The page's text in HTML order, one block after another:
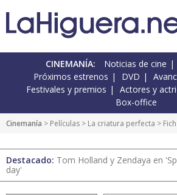
CINEMANÍA: Noticias de cine
Próximos estrenos
DVD
Festivales y premios
Actores y
Box-office
Cinemanía > Películas > La criatura perfecta >
Destacado: Tom Holland y Zendaya en
day'